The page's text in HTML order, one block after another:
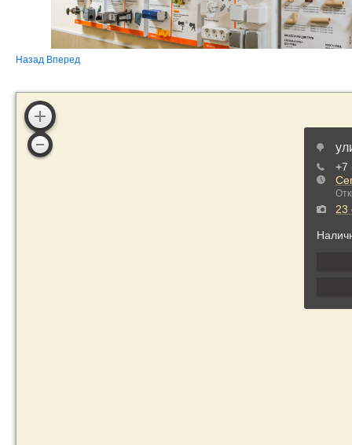
Назад Вперед